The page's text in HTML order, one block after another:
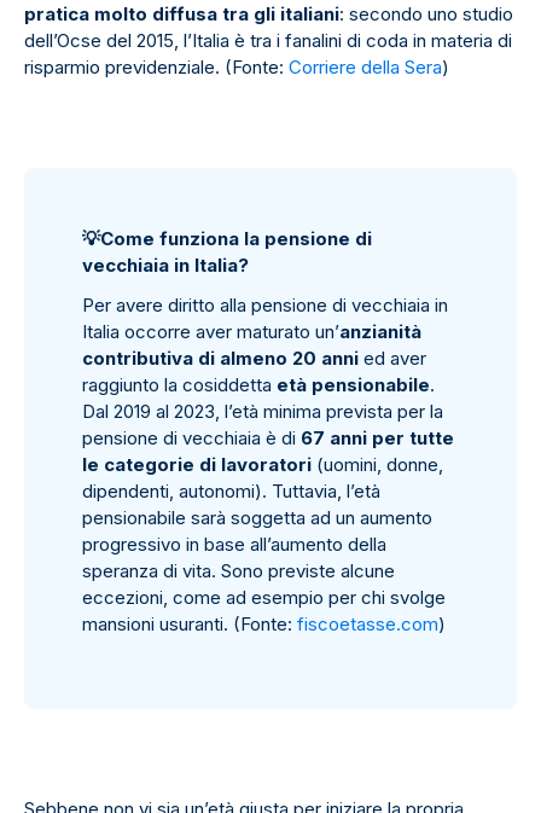
pratica molto diffusa tra gli italiani: secondo uno studio
dell’Ocse del 2015, l’Italia è tra i fanalini di coda in materia di
risparmio previdenziale. (Fonte: Corriere della Sera)
💡Come funziona la pensione di
vecchiaia in Italia?
Per avere diritto alla pensione di vecchiaia in
Italia occorre aver maturato un’anzianità
contributiva di almeno 20 anni ed aver
raggiunto la cosiddetta età pensionabile.
Dal 2019 al 2023, l’età minima prevista per la
pensione di vecchiaia è di 67 anni per tutte
le categorie di lavoratori (uomini, donne,
dipendenti, autonomi). Tuttavia, l’età
pensionabile sarà soggetta ad un aumento
progressivo in base all’aumento della
speranza di vita. Sono previste alcune
eccezioni, come ad esempio per chi svolge
mansioni usuranti. (Fonte: fiscoetasse.com)
Sebbene non vi sia un’età giusta per iniziare la propria